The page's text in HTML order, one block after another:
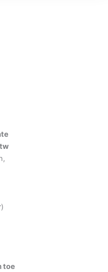
toe